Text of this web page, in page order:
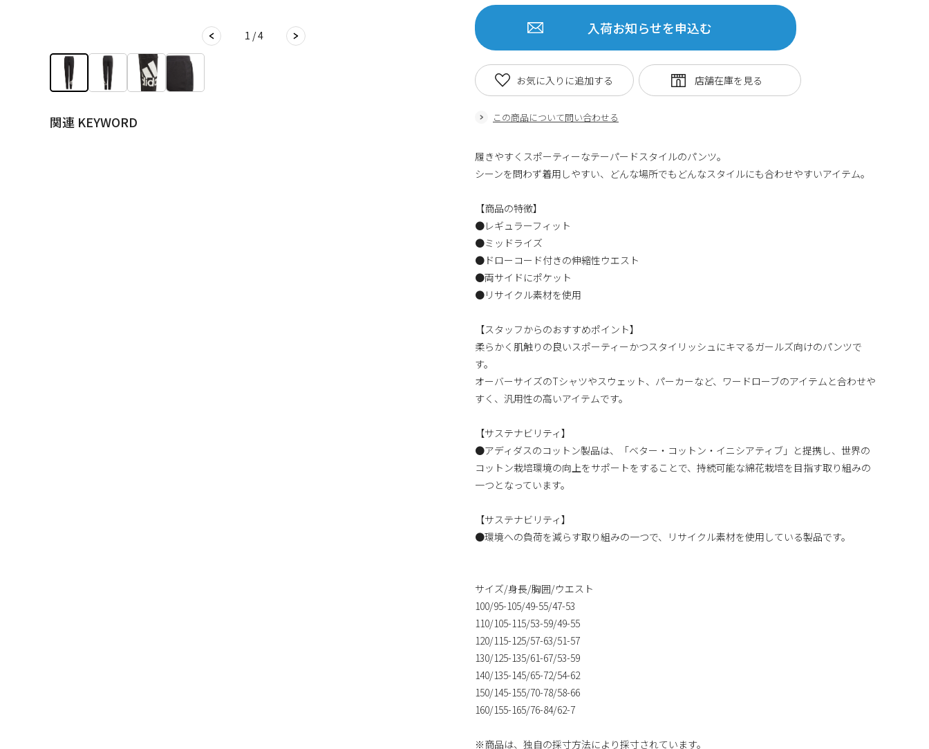
1 / 4
関連 KEYWORD
入荷お知らせを申込む
この商品について問い合わせる
お気に入りに追加する
履きやすくスポーティーなテーパードスタイルのパンツ。
シーンを問わず着用しやすい、どんな場所でもどんなスタイルにも合わせやすいアイテム。
【商品の特徴】
●レギュラーフィット
●ミッドライズ
●ドローコード付きの伸縮性ウエスト
●両サイドにポケット
●リサイクル素材を使用
【スタッフからのおすすめポイント】
柔らかく肌触りの良いスポーティーかつスタイリッシュにキマるガールズ向けのパンツで
す。
オーバーサイズのTシャツやスウェット、パーカーなど、ワードローブのアイテムと合わせや
すく、汎用性の高いアイテムです。
【サステナビリティ】
●アディダスのコットン製品は、「ベター・コットン・イニシアティブ」と提携し、世界の
コットン栽培環境の向上をサポートをすることで、持続可能な綿花栽培を目指す取り組みの
一つとなっています。
【サステナビリティ】
●環境への負荷を減らす取り組みの一つで、リサイクル素材を使用している製品です。
サイズ/身長/胸囲/ウエスト
100/95-105/49-55/47-53
110/105-115/53-59/49-55
120/115-125/57-63/51-57
130/125-135/61-67/53-59
140/135-145/65-72/54-62
150/145-155/70-78/58-66
160/155-165/76-84/62-7
※商品は、独自の採寸方法により採寸されています。